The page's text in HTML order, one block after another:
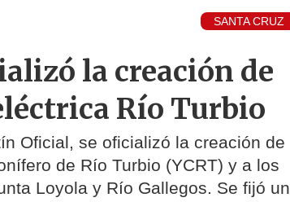
SANTA CRUZ
la creación de
Río Turbio
Oficial, se oficializó la creación de
de Río Turbio (YCRT) y a los
Loyola y Río Gallegos. Se fijó un